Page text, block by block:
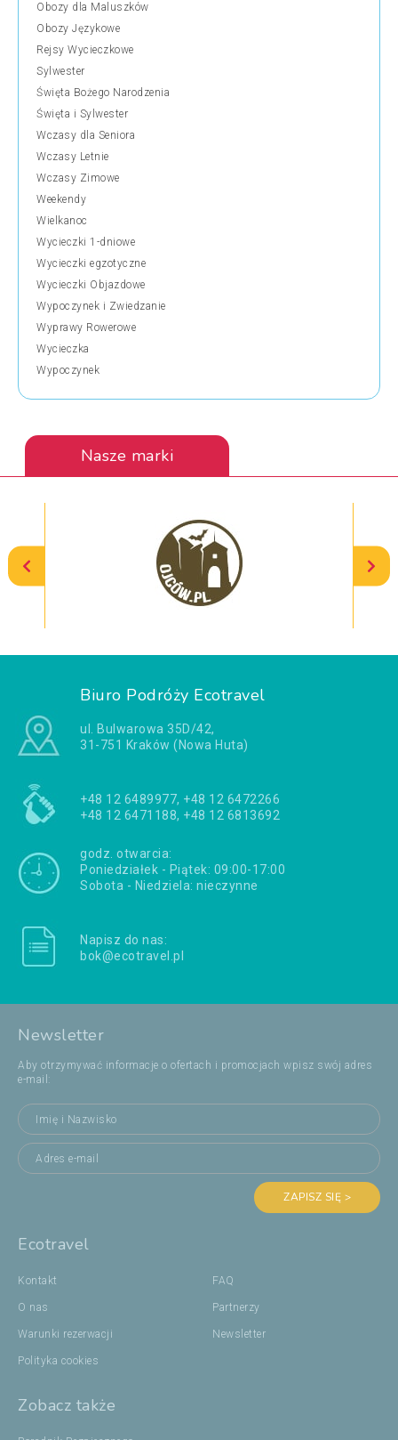
Obozy dla Maluszków
Obozy Językowe
Rejsy Wycieczkowe
Sylwester
Święta Bożego Narodzenia
Święta i Sylwester
Wczasy dla Seniora
Wczasy Letnie
Wczasy Zimowe
Weekendy
Wielkanoc
Wycieczki 1-dniowe
Wycieczki egzotyczne
Wycieczki Objazdowe
Wypoczynek i Zwiedzanie
Wyprawy Rowerowe
Wycieczka
Wypoczynek
Nasze marki
Biuro Podróży Ecotravel
ul. Bulwarowa 35D/42,
31-751 Kraków (Nowa Huta)
+48 12 6489977, +48 12 6472266
+48 12 6471188, +48 12 6813692
godz. otwarcia:
Poniedziałek - Piątek: 09:00-17:00
Sobota - Niedziela: nieczynne
Napisz do nas:
bok@ecotravel.pl
Newsletter
Aby otrzymywać informacje o ofertach i promocjach wpisz swój adres
e-mail:
ZAPISZ SIĘ >
Ecotravel
Kontakt
O nas
Warunki rezerwacji
Polityka cookies
FAQ
Partnerzy
Newsletter
Zobacz także